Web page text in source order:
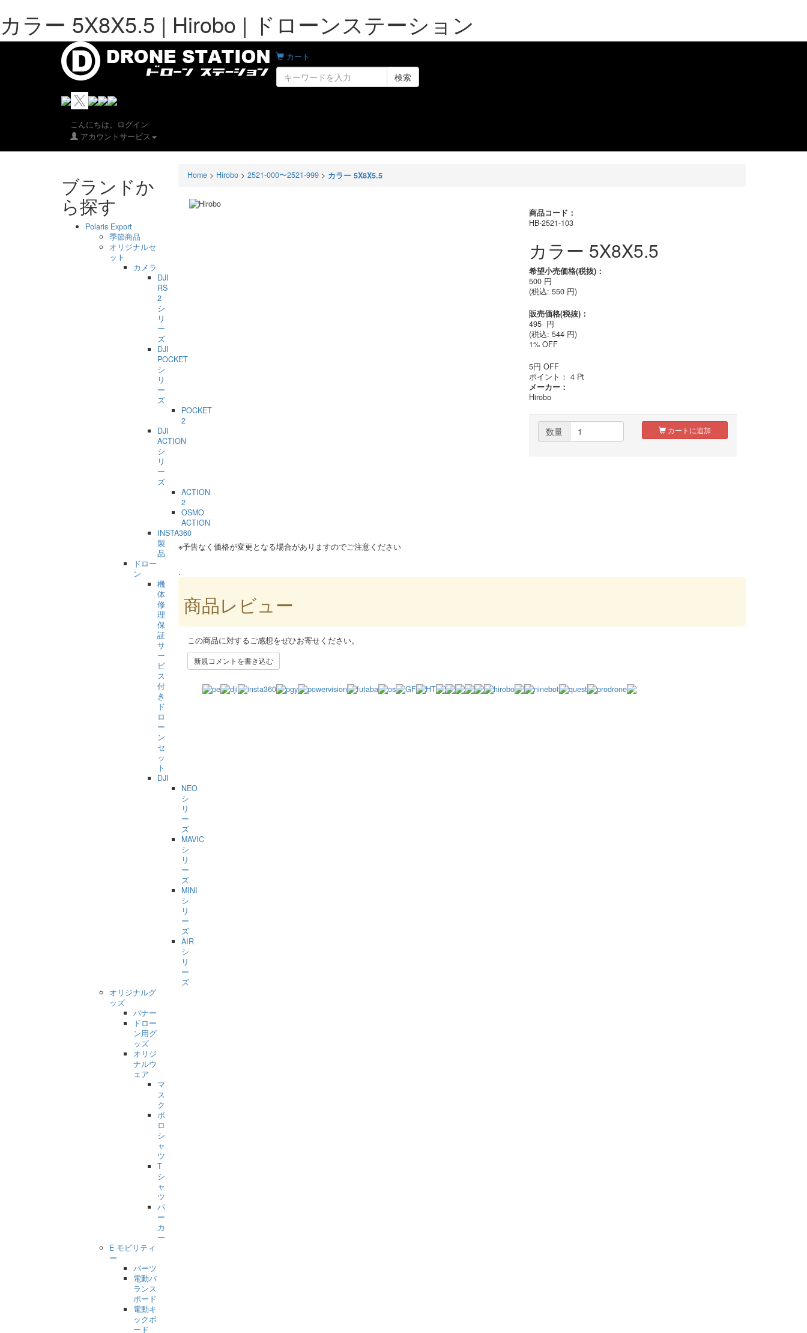
カラー 5X8X5.5 | Hirobo | ドローンステーション
カート
検索
こんにちは。ログイン
アカウントサービス
Home > Hirobo > 2521-000〜2521-999 > カラー 5X8X5.5
商品コード：
HB-2521-103
カラー 5X8X5.5
希望小売価格(税抜)：
500 円
(税込: 550円)
販売価格(税抜)：
495 円
(税込: 544 円)
1% OFF
5円 OFF
ポイント： 4 Pt
メーカー：
Hirobo
数量 カートに追加
※予告なく価格が変更となる場合がありますのでご注意ください
.
商品レビュー
この商品に対するご感想をぜひお寄せください。
新規コメントを書き込む
ブランドか
ら探す
Polaris Export
季節商品
オリジナルセ
ット
カメラ
DJI
RS
2
シ
リ
ー
ズ
DJI
POCKET
シ
リ
ー
ズ
POCKET
2
DJI
ACTION
シ
リ
ー
ズ
ACTION
2
OSMO
ACTION
INSTA360
製
品
ドロー
ン
機
体
修
理
保
証
サ
ー
ビ
ス
付
き
ド
ロ
ー
ン
セ
ッ
ト
DJI
NEO
シ
リ
ー
ズ
MAVIC
シ
リ
ー
ズ
MINI
シ
リ
ー
ズ
AIR
シ
リ
ー
ズ
オリジナルグ
ッズ
バナー
ドロー
ン用グ
ッズ
オリジ
ナルウ
ェア
マ
ス
ク
ポ
ロ
シ
ャ
ツ
T
シ
ャ
ツ
パ
ー
カ
ー
E モビリティ
ー
パーツ
電動バ
ランス
ボード
電動キ
ックボ
ード